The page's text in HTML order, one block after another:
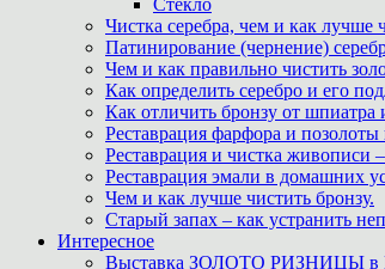
Стекло
Чистка серебра, чем и как лучше
Патинирование (чернение)
Чем и как правильно чистить
Как определить серебро и его
Как отличить бронзу от шпиатра
Реставрация фарфора и
Реставрация и чистка живописи
Реставрация эмали в домашних
Чем и как лучше чистить бронзу.
Старый запах – как устранить
Интересное
Выставка ЗОЛОТО РИЗНИЦЫ в